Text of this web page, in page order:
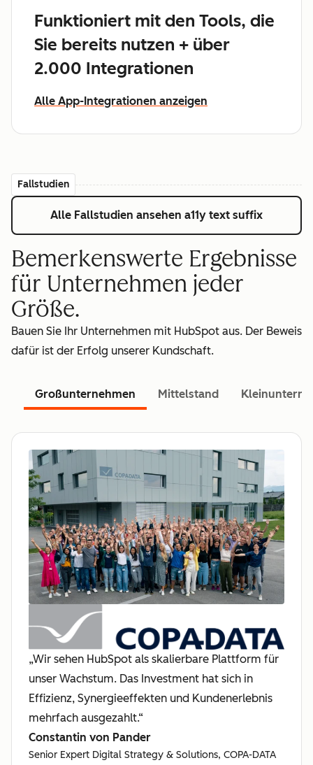
Funktioniert mit den Tools, die
Sie bereits nutzen + über
2.000 Integrationen
Alle App-Integrationen anzeigen
Fallstudien
Alle Fallstudien ansehen a11y text suffix
Bemerkenswerte Ergebnisse
für Unternehmen jeder
Größe.
Bauen Sie Ihr Unternehmen mit HubSpot aus. Der Beweis
dafür ist der Erfolg unserer Kundschaft.
Großunternehmen Mittelstand
„Wir sehen HubSpot als skalierbare Plattform für
unser Wachstum. Das Investment hat sich in
Effizienz, Synergieeffekten und Kundenerlebnis
mehrfach ausgezahlt.“
Constantin von Pander
Senior Expert Digital Strategy & Solutions, COPA-DATA